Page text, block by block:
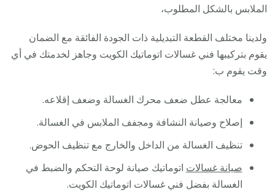
الملابس بالشكل المطلوب،
ولدينا مختلف القطعة التبديلية ذات الجودة الفائقة مع الضمان
يقوم بتركيبها فني غسالات اتوماتيك الكويت وجاهز لخدمتك في أي
وقت يقوم ب:
معالجة عطل ضعف محرك الغسالة وضعف إقلاعه.
إصلاح وصيانة النشافة ومجفف الملابس في الغسالة.
تنظيف الغسالة من الداخل والخارج مع تنظيف الحوض.
صيانة غسالات اتوماتيك صيانة لوحة التحكم والضبط في
الغسالة بفضل فني غسالات اتوماتيك الكويت.